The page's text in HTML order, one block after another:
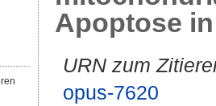
Apoptose
URN zum
opus-7620